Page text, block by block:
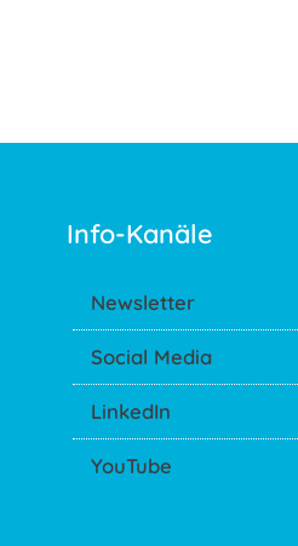
Info-Kanäle
Newsletter
Social Media
LinkedIn
YouTube